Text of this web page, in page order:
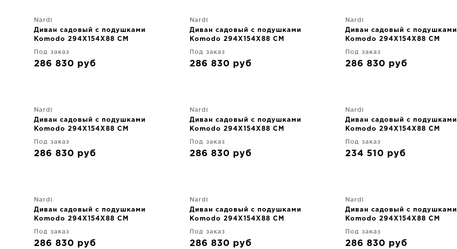
Nardi
Диван садовый с подушками
Komodo 294X154X88 CM
Под заказ
286 830 руб
Nardi
Диван садовый с подушками
Komodo 294X154X88 CM
Под заказ
286 830 руб
Nardi
Диван садовый с подушками
Komodo 294X154X88 CM
Под заказ
286 830 руб
Nardi
Диван садовый с подушками
Komodo 294X154X88 CM
Под заказ
286 830 руб
Nardi
Диван садовый с подушками
Komodo 294X154X88 CM
Под заказ
286 830 руб
Nardi
Диван садовый с подушками
Komodo 294X154X88 CM
Под заказ
234 510 руб
Nardi
Диван садовый с подушками
Komodo 294X154X88 CM
Под заказ
286 830 руб
Nardi
Диван садовый с подушками
Komodo 294X154X88 CM
Под заказ
286 830 руб
Nardi
Диван садовый с подушками
Komodo 294X154X88 CM
Под заказ
286 830 руб